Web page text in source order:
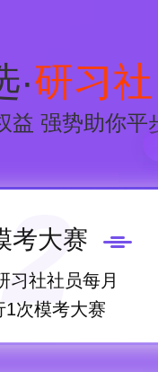
·研习社
益 强势助你平
考大赛
习社社员每月
1次模考大赛
2